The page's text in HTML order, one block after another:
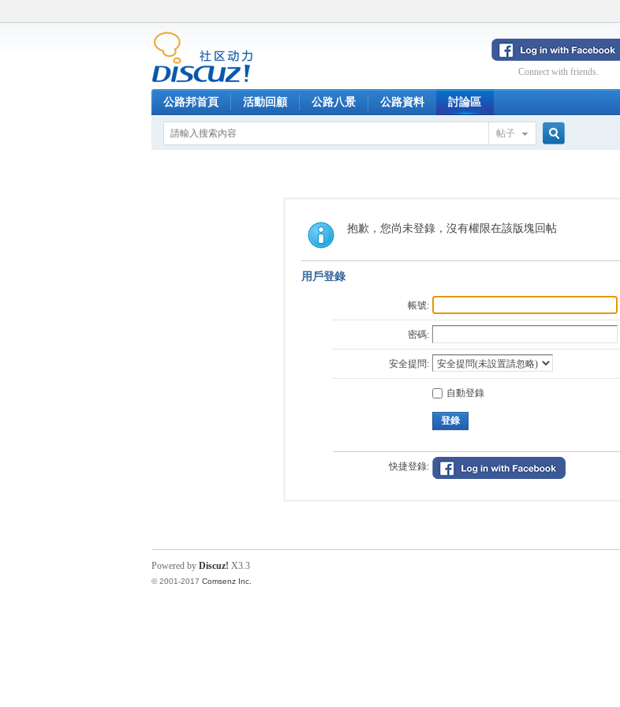
Connect with friends.
公路邦首頁 活動回顧 公路八景 公路資料 討論區
帖子
索
抱歉，您尚未登錄，沒有權限在該版塊回帖
用戶登錄
帳號:
密碼:
安全提問:
自動登錄
登錄
快捷登錄:
Powered by Discuz! X3.3
© 2001-2017 Comsenz Inc.